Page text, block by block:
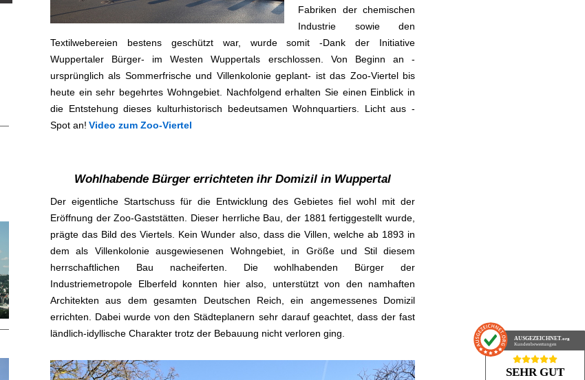
Fabriken der chemischen
Industrie sowie den
Textilwebereien bestens geschützt war, wurde somit-Dank der Initiative
Wuppertaler Bürger- im Westen Wuppertals erschlossen. Von Beginn an -
ursprünglich als Sommerfrische und Villenkolonie geplant- ist das Zoo-Viertel bis
heute ein sehr begehrtes Wohngebiet. Nachfolgend erhalten Sie einen Einblick in
die Entstehung dieses kulturhistorisch bedeutsamen Wohnquartiers. Licht aus -
Spot an! Video zum Zoo-Viertel
Wohlhabende Bürger errichteten ihr Domizil in Wuppertal
Der eigentliche Startschuss für die Entwicklung des Gebietes fiel wohl mit der
Eröffnung der Zoo-Gaststätten. Dieser herrliche Bau, der 1881 fertiggestellt wurde,
prägte das Bild des Viertels. Kein Wunder also, dass die Villen, welche ab 1893 in
dem als Villenkolonie ausgewiesenen Wohngebiet, in Größe und Stil diesem
herrschaftlichen Bau nacheiferten. Die wohlhabenden Bürger der
Industriemetropole Elberfeld konnten hier also, unterstützt von den namhaften
Architekten aus dem gesamten Deutschen Reich, ein angemessenes Domizil
errichten. Dabei wurde von den Städteplanern sehr darauf geachtet, dass der fast
ländlich-idyllische Charakter trotz der Bebauung nicht verloren ging.
AUSGEZEICHNET .org
Kundenbewertungen
SEHR GUT